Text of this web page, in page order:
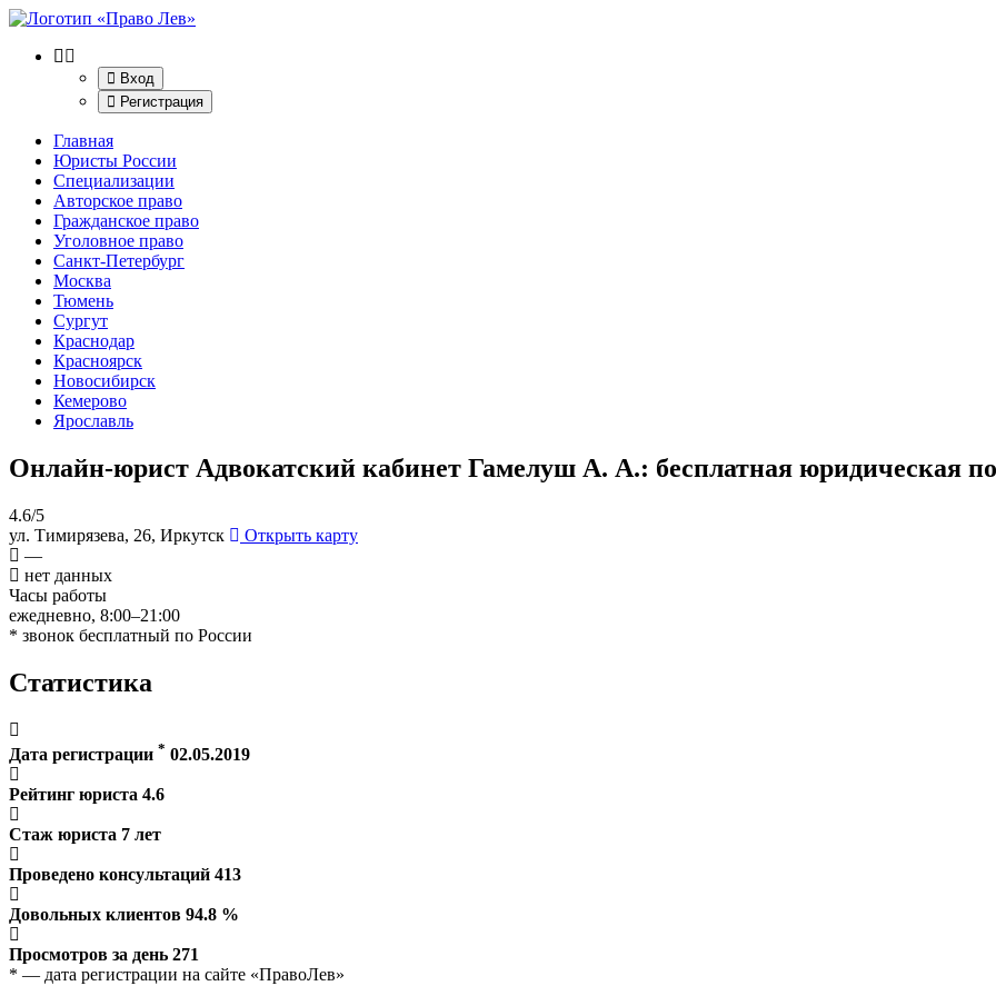
Вход
Регистрация
Главная
Юристы России
Специализации
Авторское право
Гражданское право
Уголовное право
Санкт-Петербург
Москва
Тюмень
Сургут
Краснодар
Красноярск
Новосибирск
Кемерово
Ярославль
Онлайн-юрист Адвокатский кабинет Гамелуш А. А.: бесплатная юридическая
4.6/5
ул. Тимирязева, 26, Иркутск
Открыть карту
—
нет данных
Часы работы
ежедневно, 8:00–21:00
* звонок бесплатный по России
Статистика
Дата регистрации * 02.05.2019
Рейтинг юриста 4.6
Стаж юриста 7 лет
Проведено консультаций 413
Довольных клиентов 94.8 %
Просмотров за день 271
* — дата регистрации на сайте «ПравоЛев»